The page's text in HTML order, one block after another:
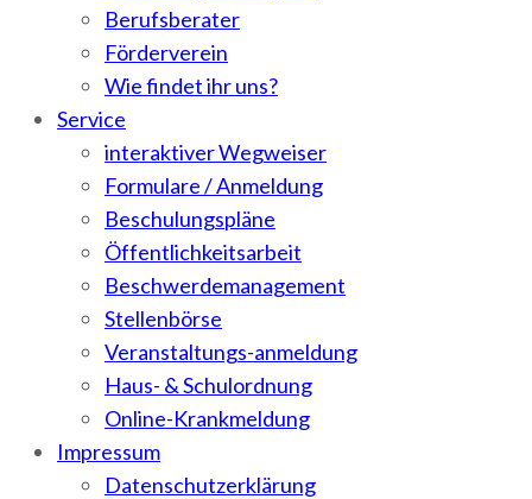
Berufsberater
Förderverein
Wie findet ihr uns?
Service
interaktiver Wegweiser
Formulare / Anmeldung
Beschulungspläne
Öffentlichkeitsarbeit
Beschwerdemanagement
Stellenbörse
Veranstaltungs-anmeldung
Haus- & Schulordnung
Online-Krankmeldung
Impressum
Datenschutzerklärung